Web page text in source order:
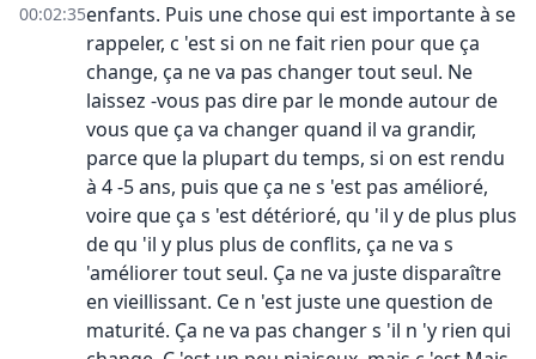
00:02:35enfants. Puis une chose qui est importante à se
rappeler, c 'est si on ne fait rien pour que ça
change, ça ne va pas changer tout seul. Ne
laissez -vous pas dire par le monde autour de
vous que ça va changer quand il va grandir,
parce que la plupart du temps, si on est rendu
à 4 -5 ans, puis que ça ne s 'est pas amélioré,
voire que ça s 'est détérioré, qu 'il y de plus plus
de qu 'il y plus plus de conflits, ça ne va s
'améliorer tout seul. Ça ne va juste disparaître
en vieillissant. Ce n 'est juste une question de
maturité. Ça ne va pas changer s 'il n 'y rien qui